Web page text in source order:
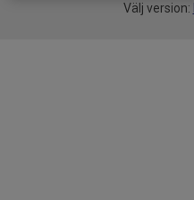
Välj version: